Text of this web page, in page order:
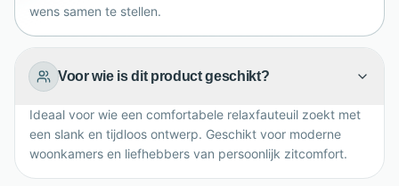
wens samen te stellen.
Voor wie is dit product geschikt?
Ideaal voor wie een comfortabele relaxfauteuil zoekt met
een slank en tijdloos ontwerp. Geschikt voor moderne
woonkamers en liefhebbers van persoonlijk zitcomfort.